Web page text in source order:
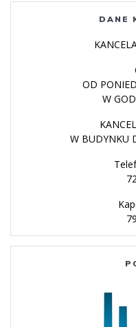
DANE
OD
W
W BUDYNKU